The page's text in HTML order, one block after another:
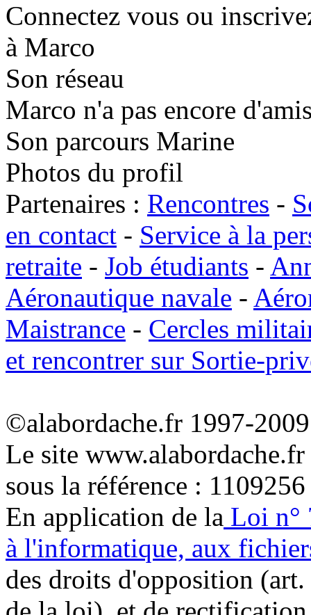
Connectez vous ou
à Marco
Son réseau
Marco n'a pas encore
Son parcours Marine
Photos du profil
Partenaires : Rencontres -
en contact - Service à la
retraite - Job étudiants -
Aéronautique navale -
Maistrance - Cercles
et rencontrer sur Sortie-
©alabordache.fr 1997-
Le site
sous la référence : 1109256
En application de la Loi n°
à l'informatique, aux
des droits d'opposition